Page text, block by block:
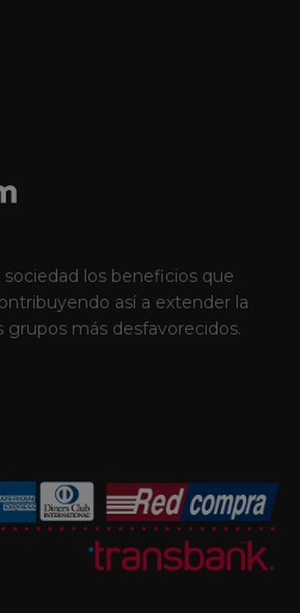
los beneficios que
así a extender la
grupos más desfavorecidos.